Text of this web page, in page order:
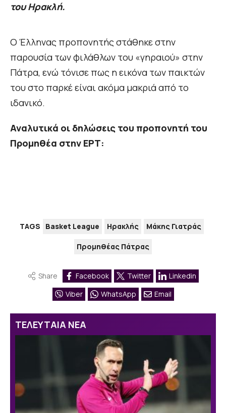
του Ηρακλή.
Ο Έλληνας προπονητής στάθηκε στην
παρουσία των φιλάθλων του «γηραιού» στην
Πάτρα, ενώ τόνισε πως η εικόνα των παικτών
του στο παρκέ είναι ακόμα μακριά από το
ιδανικό.
Αναλυτικά οι δηλώσεις του προπονητή του
Προμηθέα στην ΕΡΤ:
TAGS Basket League Ηρακλής Μάκης Γιατράς
Προμηθέας Πάτρας
Share Facebook Twitter
Linkedin
Viber
WhatsApp Email
ΤΕΛΕΥΤΑΙΑ ΝΕΑ